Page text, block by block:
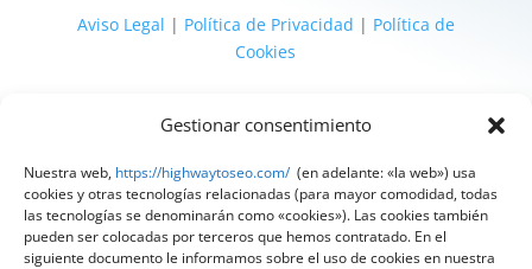
Gestionar consentimiento
Nuestra web, https://highwaytoseo.com/ (en adelante: «la web») usa
cookies y otras tecnologías relacionadas (para mayor comodidad, todas
las tecnologías se denominarán como «cookies»). Las cookies también
pueden ser colocadas por terceros que hemos contratado. En el
siguiente documento le informamos sobre el uso de cookies en nuestra
Aviso Legal | Política de Privacidad | Política de
Cookies
@ 2025 Diseñado por HighWay To Seo | Textos
Compliance«Tu Compliance de confianza»